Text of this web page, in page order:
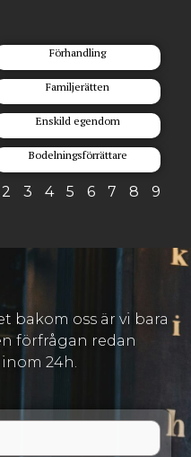
Förhandling
Familjerätten
Enskild egendom
Bodelningsförrättare
2 3 4 5 6 7 8 9
bakom oss är vi bara
förfrågan redan
24h.